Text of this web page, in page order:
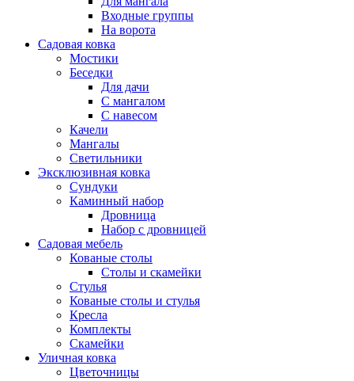
Входные группы
На ворота
Садовая ковка
Мостики
Беседки
Для дачи
С мангалом
С навесом
Качели
Мангалы
Светильники
Эксклюзивная ковка
Cундуки
Каминный набор
Дровница
Набор с дровницей
Садовая мебель
Кованые столы
Столы и скамейки
Стулья
Кованые столы и стулья
Кресла
Комплекты
Скамейки
Уличная ковка
Цветочницы